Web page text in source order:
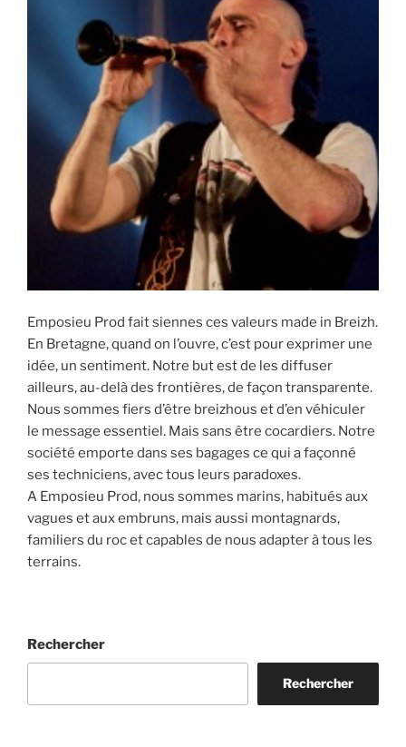
Emposieu Prod fait siennes ces valeurs made in Breizh.
En Bretagne, quand on l’ouvre, c’est pour exprimer une
idée, un sentiment. Notre but est de les diffuser
ailleurs, au-delà des frontières, de façon transparente.
Nous sommes fiers d’être breizhous et d’en véhiculer
le message essentiel. Mais sans être cocardiers. Notre
société emporte dans ses bagages ce qui a façonné
ses techniciens, avec tous leurs paradoxes.
A Emposieu Prod, nous sommes marins, habitués aux
vagues et aux embruns, mais aussi montagnards,
familiers du roc et capables de nous adapter à tous les
terrains.
Rechercher
Rechercher